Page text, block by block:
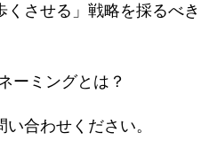
させる」戦略を採るべき
ーミングとは？
い合わせください。